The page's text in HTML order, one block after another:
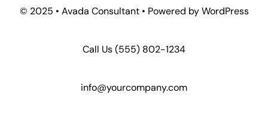
© 2025 • Avada Consultant • Powered by WordPress
Call Us(555) 802-1234
info@yourcompany.com